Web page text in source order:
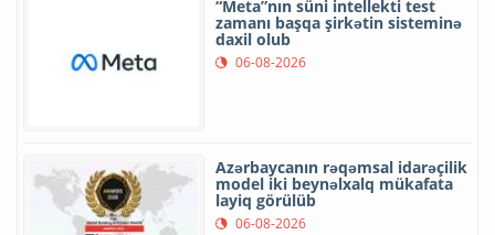
“Meta”nın süni intellekti test
zamanı başqa şirkətin sisteminə
daxil olub
06-08-2026
Azərbaycanın rəqəmsal idarəçilik
model iki beynəlxalq mükafata
layiq görülüb
06-08-2026